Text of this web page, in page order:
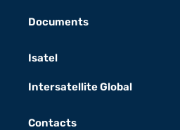
Documents
Isatel
Intersatellite Global
Contacts